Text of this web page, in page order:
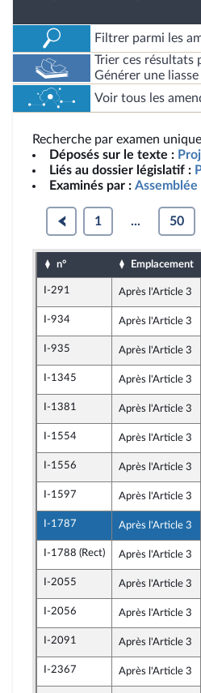
Filtrer parmi les
Trier ces résultats
Générer une liasse
Voir tous les
Recherche par examen
Déposés sur le texte :
Liés au dossier législatif :
Examinés par :
1 ... 50
n° Emplacement
I-291 Après l'Article 3
I-934 Après l'Article 3
I-935 Après l'Article 3
I-1345 Après l'Article 3
I-1381 Après l'Article 3
I-1554 Après l'Article 3
I-1556 Après l'Article 3
I-1597 Après l'Article 3
I-1787 Après l'Article 3
I-1788 (Rect) Après l'Article 3
I-2055 Après l'Article 3
I-2056 Après l'Article 3
I-2091 Après l'Article 3
I-2367 Après l'Article 3